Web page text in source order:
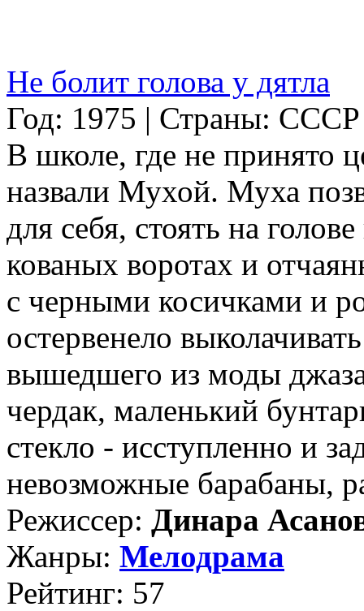
Не болит голова у дятла
Год: 1975 | Страны: СССР
В школе, где не принято
назвали Мухой. Муха
для себя, стоять на
кованых воротах и
с черными косичками и
остервенело
вышедшего из моды
чердак, маленький
стекло - исступленно и
невозможные барабаны,
Режиссер: Динара
Жанры: Мелодрама
Рейтинг: 57